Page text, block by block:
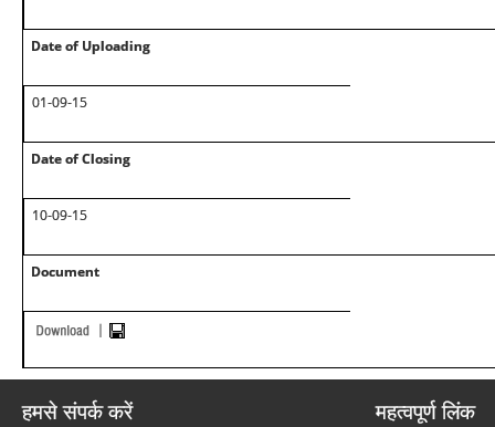
Date of Uploading
01-09-15
Date of Closing
10-09-15
Document
हमसे संपर्क करें महत्वपूर्ण लिंक